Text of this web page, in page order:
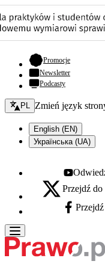
Promocje- otwiera się
Newsletter
Podcasty
Zmień język - bieżący:
PL Zmień język
English (EN)
Українська (UA)
Youtube -
X - otwiera się w
Przejdź
Facebook -